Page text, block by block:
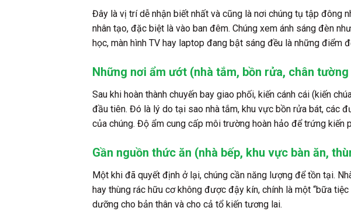
Đây là vị trí dễ nhận biết nhất và cũng là nơi chúng tụ tập đông
nhân tạo, đặc biệt là vào ban đêm. Chúng xem ánh sáng đèn
học, màn hình TV hay laptop đang bật sáng đều là những điểm
Những nơi ẩm ướt (nhà tắm, bồn rửa, chân tường
Sau khi hoàn thành chuyến bay giao phối, kiến cánh cái (kiến
đầu tiên. Đó là lý do tại sao nhà tắm, khu vực bồn rửa bát, các
của chúng. Độ ẩm cung cấp môi trường hoàn hảo để trứng kiến
Gần nguồn thức ăn (nhà bếp, khu vực bàn ăn,
Một khi đã quyết định ở lại, chúng cần năng lượng để tồn tại.
hay thùng rác hữu cơ không được đậy kín, chính là một “bữa
dưỡng cho bản thân và cho cả tổ kiến tương lai.